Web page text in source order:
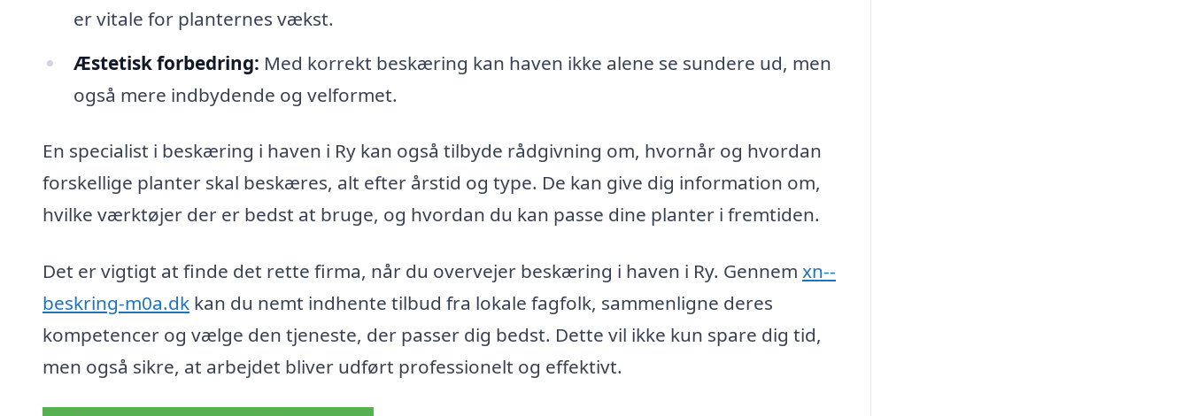
er vitale for planternes vækst.
Æstetisk forbedring: Med korrekt beskæring kan haven ikke alene se sundere ud, men
også mere indbydende og velformet.
En specialist i beskæring i haven i Ry kan også tilbyde rådgivning om, hvornår og hvordan
forskellige planter skal beskæres, alt efter årstid og type. De kan give dig information om,
hvilke værktøjer der er bedst at bruge, og hvordan du kan passe dine planter i fremtiden.
Det er vigtigt at finde det rette firma, når du overvejer beskæring i haven i Ry. Gennem xn--
beskring-m0a.dk kan du nemt indhente tilbud fra lokale fagfolk, sammenligne deres
kompetencer og vælge den tjeneste, der passer dig bedst. Dette vil ikke kun spare dig tid,
men også sikre, at arbejdet bliver udført professionelt og effektivt.